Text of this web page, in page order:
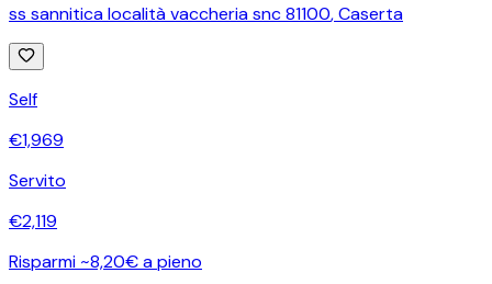
ss sannitica località vaccheria snc 81100,Caserta
Self
€1,969
Servito
€2,119
Risparmi ~8,20€ a pieno